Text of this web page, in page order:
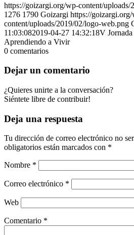
https://goizargi.org/wp-content/
1276 1790 Goizargi https://
content/uploads/2019/02/logo-web.png
11:03:082019-04-27 14:32:18V
Aprendiendo a Vivir
0 comentarios
Dejar un comentario
¿Quieres unirte a la conversación?
Siéntete libre de contribuir!
Deja una respuesta
Tu dirección de correo electrónico no
obligatorios están marcados con *
Nombre *
Correo electrónico *
Web
Comentario *